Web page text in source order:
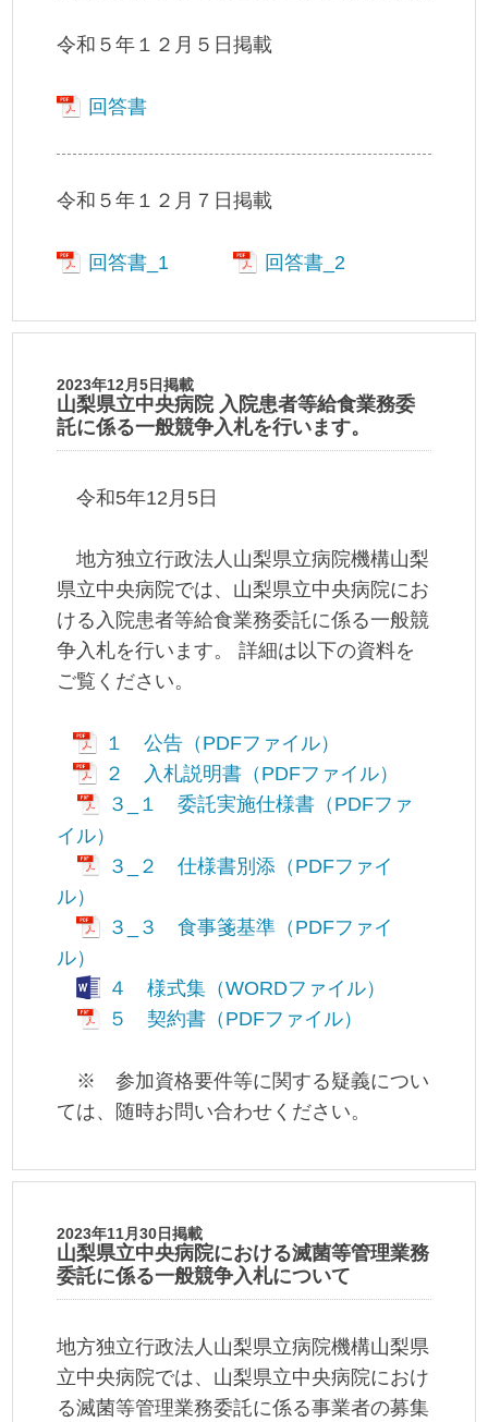
令和５年１２月５日掲載
回答書
令和５年１２月７日掲載
回答書_1 回答書_2
2023年12月5日掲載
山梨県立中央病院 入院患者等給食業務委
託に係る一般競争入札を行います。
令和5年12月5日
地方独立行政法人山梨県立病院機構山梨
県立中央病院では、山梨県立中央病院にお
ける入院患者等給食業務委託に係る一般競
争入札を行います。 詳細は以下の資料を
ご覧ください。
１ 公告（PDFファイル）
２ 入札説明書（PDFファイル）
３_１ 委託実施仕様書（PDFファ
イル）
３_２ 仕様書別添（PDFファイ
ル）
３_３ 食事箋基準（PDFファイ
ル）
４ 様式集（WORDファイル）
５ 契約書（PDFファイル）
※ 参加資格要件等に関する疑義につい
ては、随時お問い合わせください。
2023年11月30日掲載
山梨県立中央病院における滅菌等管理業務
委託に係る一般競争入札について
地方独立行政法人山梨県立病院機構山梨県
立中央病院では、山梨県立中央病院におけ
る滅菌等管理業務委託に係る事業者の募集